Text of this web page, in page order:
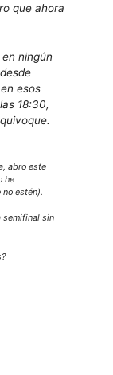
que ahora
ningún
esos
18:30,
abro este
he
estén).
semifinal sin